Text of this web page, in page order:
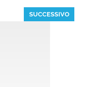
SUCCESSIVO